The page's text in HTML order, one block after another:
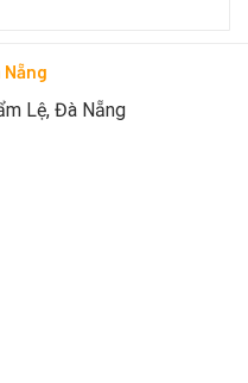
Lệ, Đà Nẵng